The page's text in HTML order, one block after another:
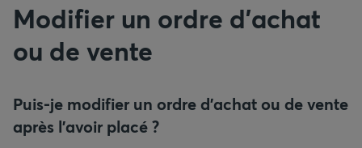
Modifier un ordre d’achat
ou de vente
Puis-je modifier un ordre d’achat ou de vente
après l’avoir placé ?